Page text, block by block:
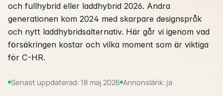
och fullhybrid eller laddhybrid 2026. Andra
generationen kom 2024 med skarpare designspråk
och nytt laddhybridsalternativ. Här går vi igenom vad
försäkringen kostar och vilka moment som är viktiga
för C-HR.
Senast uppdaterad: 18 maj 2026 Annonslänk: ja